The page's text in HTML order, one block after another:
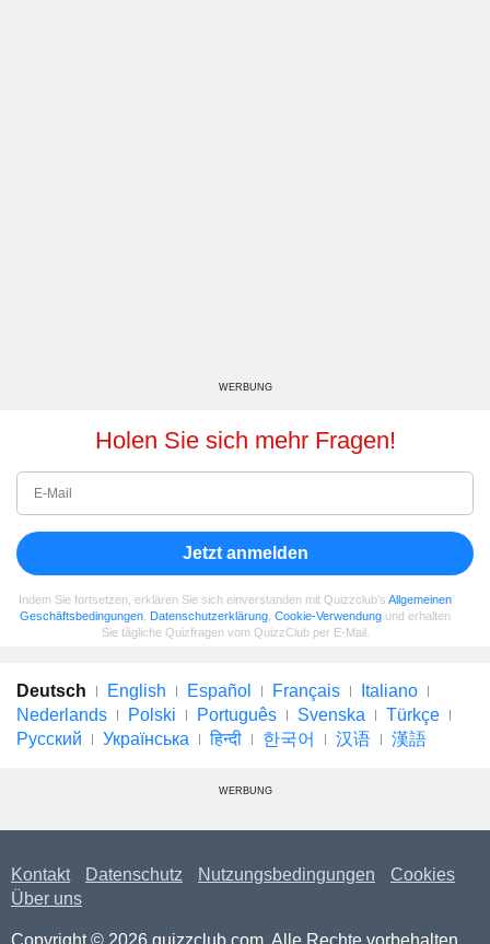
WERBUNG
Holen Sie sich mehr Fragen!
Jetzt anmelden
Indem Sie fortsetzen, erklären Sie sich einverstanden mit Quizzclub's Allgemeinen
Geschäftsbedingungen Datenschutzerklärung Cookie-Verwendung und erhalten
Sie tägliche Quizfragen vom QuizzClub per E-Mail.
Deutsch English Español Français
Italiano
Nederlands
Polski Português Svenska
Türkçe
Русский
Українська हिन्दी 한국어 汉语 漢語
WERBUNG
Kontakt Datenschutz Nutzungsbedingungen
Cookies
Über uns
Copyright © 2026 quizzclub.com. Alle Rechte vorbehalten